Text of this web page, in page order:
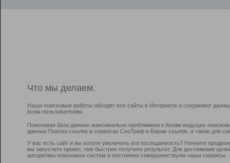
Что мы делаем.
Наши поисковые роботы обходят все сайты в Интернете и сохраняют
всем пользователям.
Поисковая база данных максимально приближена к базам ведущих
данные Поиска ссылок в сервисах СеоТраф и Бирже ссылок, а также для
У вас есть сайт и вы хотите увеличить его посещаемость? Начните
вы запустите проект, тем быстрее получите результат. Для достижения
алгоритмы поисковых систем и постоянно совершенствуем наши сервисы.